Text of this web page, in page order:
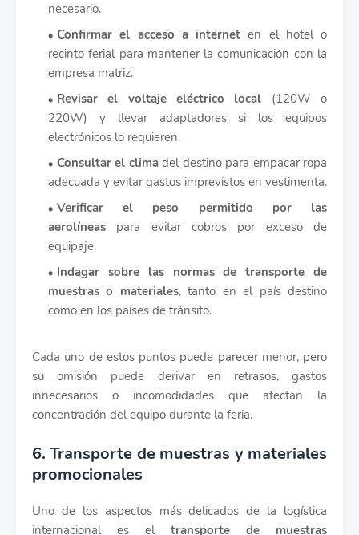
necesario.
Confirmar el acceso a internet en el hotel o
recinto ferial para mantener la comunicación con la
empresa matriz.
Revisar el voltaje eléctrico local (120W o
220W) y llevar adaptadores si los equipos
electrónicos lo requieren.
Consultar el climadel destino para empacar ropa
adecuada y evitar gastos imprevistos en vestimenta.
Verificar el peso permitido por las
aerolíneas para evitar cobros por exceso de
equipaje.
Indagar sobre las normas de transporte de
muestras o materiales, tanto en el país destino
como en los países de tránsito.
Cada uno de estos puntos puede parecer menor, pero
su omisión puede derivar en retrasos, gastos
innecesarios o incomodidades que afectan la
concentración del equipo durante la feria.
6. Transporte de muestras y materiales
promocionales
Uno de los aspectos más delicados de la logística
internacional es el transporte de muestras